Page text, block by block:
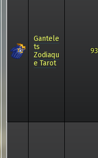
Gantele
ts
Zodiaqu
e Tarot
93